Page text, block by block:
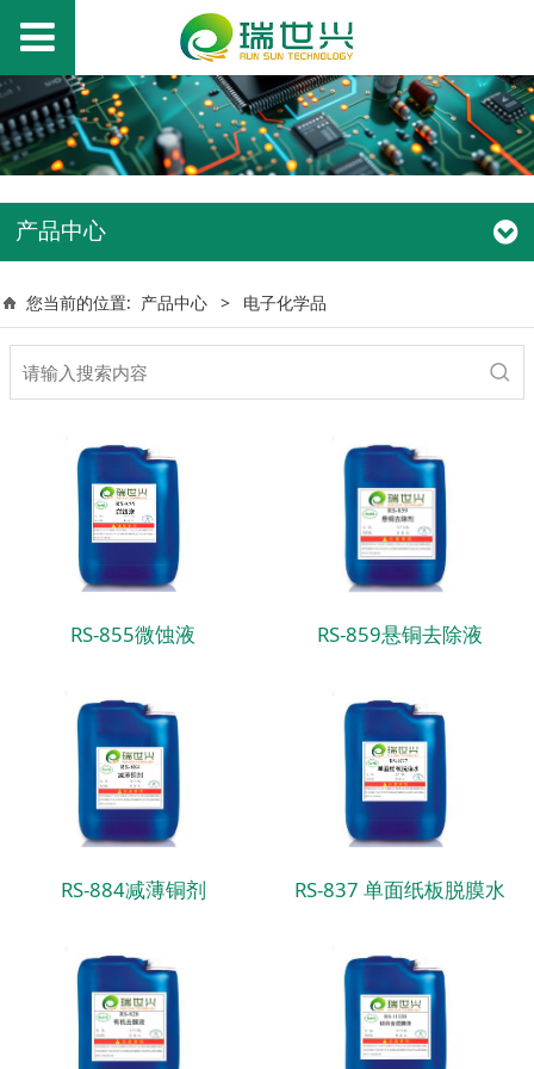
产品中心
您当前的位置: 产品中心 > 电子化学品
RS-855微蚀液 RS-859悬铜去除液
RS-884减薄铜剂 RS-837 单面纸板脱膜水